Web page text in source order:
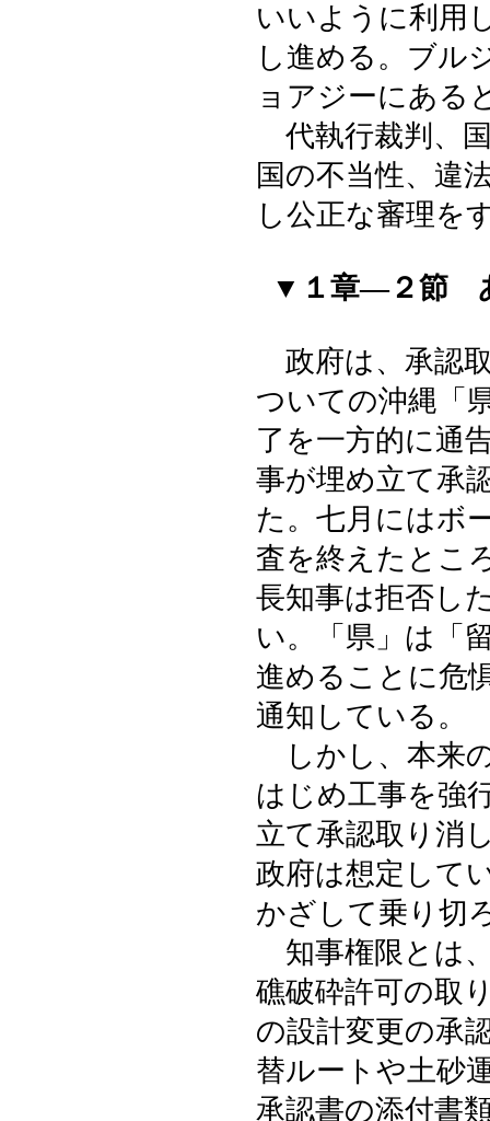
いいように利用
し進める。ブル
ョアジーにある
代執行裁判、
国の不当性、違
し公正な審理を
▼１章―２節
政府は、承認
ついての沖縄「
了を一方的に通
事が埋め立て承
た。七月にはボ
査を終えたとこ
長知事は拒否し
い。「県」は「
進めることに危
通知している。
しかし、本来
はじめ工事を強
立て承認取り消
政府は想定して
かざして乗り切
知事権限とは
礁破砕許可の取
の設計変更の承
替ルートや土砂
承認書の添付書